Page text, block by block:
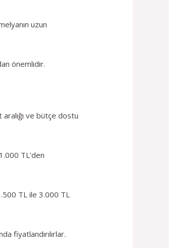
uzun
önemlidir.
ve bütçe dostu
TL'den
TL ile 3.000 TL
fiyatlandırılırlar.